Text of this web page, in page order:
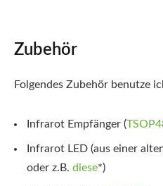
Zubehör
Folgendes Zubehör benutze
Infrarot Empfänger (
Infrarot LED (aus einer
oder z.B. diese*)